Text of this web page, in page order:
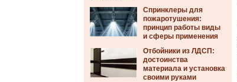
Спринклеры для
пожаротушения:
принцип работы виды
и сферы применения
Отбойники из ЛДСП:
достоинства
материала и установка
своими руками